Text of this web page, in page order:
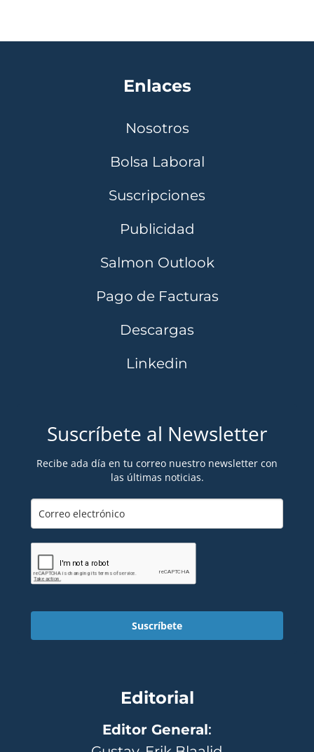
Enlaces
Nosotros
Bolsa Laboral
Suscripciones
Publicidad
Salmon Outlook
Pago de Facturas
Descargas
Linkedin
Suscríbete al Newsletter
Recibe ada día en tu correo nuestro newsletter con
las últimas noticias.
Suscríbete
Editorial
Editor General: